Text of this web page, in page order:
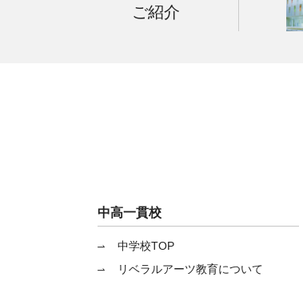
ご紹介
中高一貫校
中学校TOP
リベラルアーツ教育について